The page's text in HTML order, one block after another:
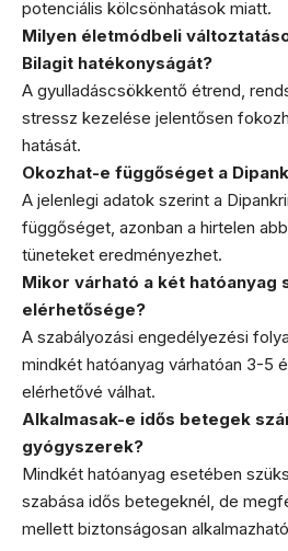
potenciális kölcsönhatások miatt.
Milyen életmódbeli
Bilagit hatékonyságát?
A gyulladáscsökkentő étrend,
stressz kezelése jelentősen
hatását.
Okozhat-e függőséget a
A jelenlegi adatok szerint a
függőséget, azonban a hirtelen
tüneteket eredményezhet.
Mikor várható a két hatóanyag
elérhetősége?
A szabályozási engedélyezési
mindkét hatóanyag várhatóan 3-5
elérhetővé válhat.
Alkalmasak-e idős betegek
gyógyszerek?
Mindkét hatóanyag esetében
szabása idős betegeknél, de
mellett biztonságosan